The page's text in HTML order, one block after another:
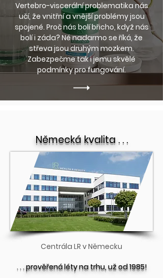
Vertebro-viscerální problematika nás
učí, že vnitřní a vnější problémy jsou
spojené. Proč nás bolí břicho, když nás
bolí i záda? Né nadarmo se říká, že
střeva jsou druhým mozkem.
Zabezpečme tak i jemu skvělé
podmínky pro fungování.
Německá kvalita . . .
Centrála LR v Německu
. . . prověřená léty na trhu, už od 1985!